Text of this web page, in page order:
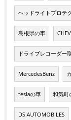
ヘッドライトプロテ
島根県の車
ドライブレコーダー
MercedesBenz
teslaの車 和気町
DS AUTOMOBILES